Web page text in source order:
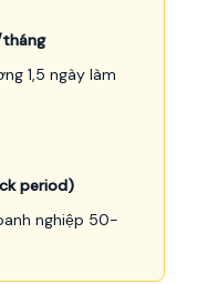
1,5 ngày làm
period)
nghiệp 50-